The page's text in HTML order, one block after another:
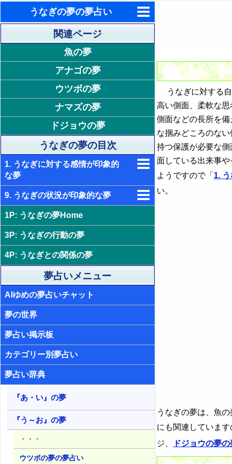
うなぎの夢の夢占い
東洋・西洋占星術
ホラリー占星術
手相占いで未来診断
タロットカードで無料占い
命名の姓名判断
飛星派風水で住宅開運
男と女の心理学と心理テスト
関連ページ
魚の夢
アナゴの夢
ウツボの夢
ナマズの夢
ドジョウの夢
うなぎの夢の目次
1. うなぎに対する感情が印象的
な夢
2. うなぎが怖い夢 - ポジティブ思考
3. うなぎが気持ち悪い夢 - 体調不良
4. うなぎが楽しい夢 - 楽しさや楽し
い振り
5. うなぎが現れて安心する夢 - 安心
6. うなぎが現れて不安な夢 - 頼れな
い不安
7. うなぎが現れて虚しい夢 - 人生の
虚しさ
8. うなぎが現れて喜ぶ夢 - 喜びや期
待外れ
9. うなぎの状況が印象的な夢
10. うなぎが浮気される夢 - 不信感
11. うなぎが落ちる夢 - 挫折感や無
力感
12. うなぎが結婚する夢 - 人生の転
13. うなぎの結婚式の夢 - チャンス
14. うなぎが襲われる夢 - 脅威やプ
レッシャー
15. うなぎが殺される夢 - 人生が終
わる恐怖
16. うなぎが事故を起こす夢 - 非道
徳性や問題
17. うなぎが事故に遭う夢 - 注意不
足や焦り
18. うなぎが障害者になる夢 - 能力
や魅力の衰え
19. うなぎが死ぬ夢 - 死に対する恐
怖と再生
1P: うなぎの夢Home
3P: うなぎの行動の夢
4P: うなぎとの関係の夢
夢占いメニュー
AIゆめの夢占いチャット
夢の世界
夢占い掲示板
カテゴリー別夢占い
夢占い辞典
『あ・い』の夢
『う～お』の夢
・・・
ウツボの夢の夢占い
うなぎに対する自
高い側面、柔軟な
側面などの長所を
な掴みどころのな
持つ保護が必要な
面している出来事
ようですので「 1.
い。
うなぎの夢は、魚
にも関連しています
ジ、
ドジョウの夢